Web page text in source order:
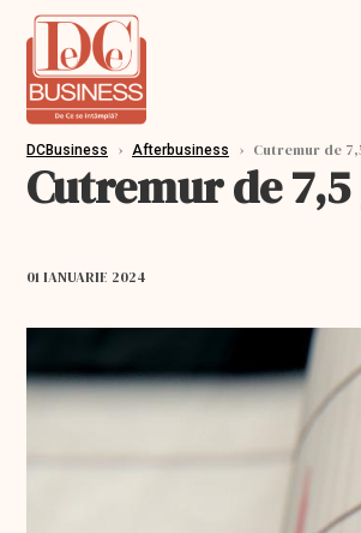
DCBusiness › Afterbusiness › Cutremur de
Cutremur de
01 IANUARIE 2024